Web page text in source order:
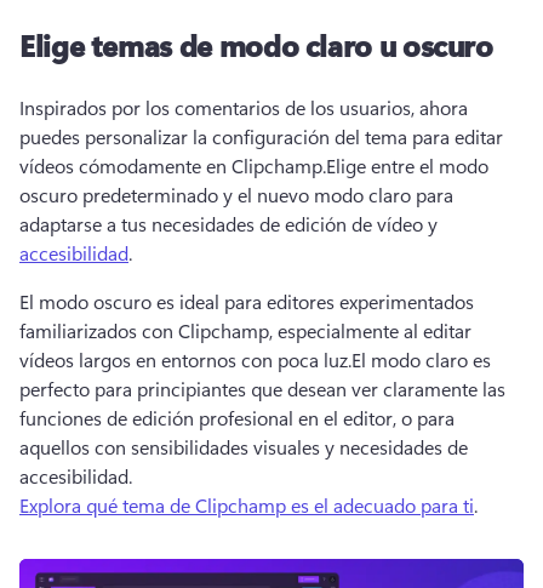
Elige temas de modo claro u oscuro
Inspirados por los comentarios de los usuarios, ahora
puedes personalizar la configuración del tema para editar
vídeos cómodamente en Clipchamp.Elige entre el modo
oscuro predeterminado y el nuevo modo claro para
adaptarse a tus necesidades de edición de vídeo y
accesibilidad.
El modo oscuro es ideal para editores experimentados
familiarizados con Clipchamp, especialmente al editar
vídeos largos en entornos con poca luz.El modo claro es
perfecto para principiantes que desean ver claramente las
funciones de edición profesional en el editor, o para
aquellos con sensibilidades visuales y necesidades de
accesibilidad.
Explora qué tema de Clipchamp es el adecuado para ti.